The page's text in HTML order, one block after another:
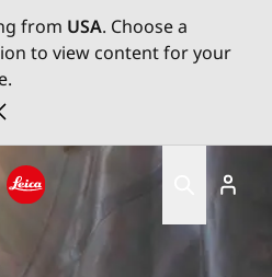
from USA. Choose a
to view content for your
Leica logo - Home